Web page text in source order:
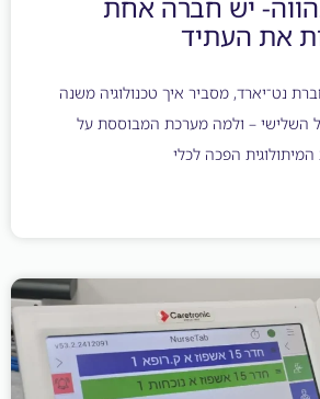
חברה אחת
מסביר איך טכנולוגיה משנה
ולמה מערכת המבוססת על
לכלי